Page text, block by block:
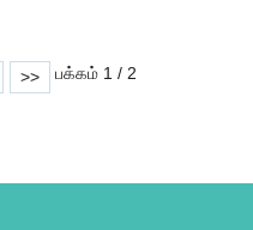
>> பக்கம் 1 / 2